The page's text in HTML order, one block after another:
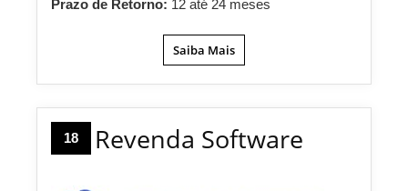
Prazo de Retorno: 12 até 24 meses
Saiba Mais
18 Revenda Software